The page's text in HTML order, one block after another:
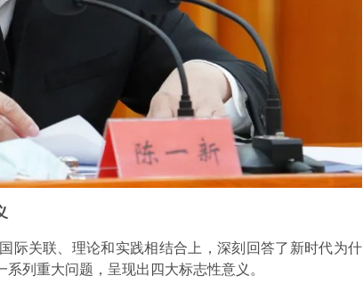
际关联、理论和实践相结合上，深刻回答了新时代为什
列重大问题，呈现出四大标志性意义。